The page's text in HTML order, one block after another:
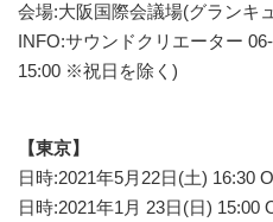
会場:大阪国際会議場(グランキ
INFO:サウンドクリエーター
15:00 ※祝日を除く)
【東京】
日時:2021年5月22日(土) 16:30
日時:2021年1月 23日(日) 15:00